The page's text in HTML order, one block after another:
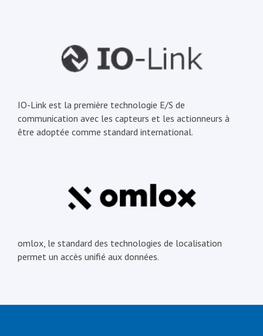
IO-Link est la première technologie E/S de
communication avec les capteurs et les actionneurs à
être adoptée comme standard international.
omlox, le standard des technologies de localisation
permet un accès unifié aux données.